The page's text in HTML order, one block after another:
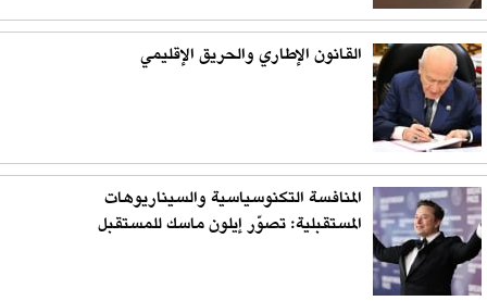
القانون الإطاري والحريق الإقليمي
المنافسة التكنوسياسية والسيناريوهات
المستقبلية: تصوّر إيلون ماسك للمستقبل